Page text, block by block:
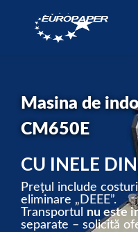
Masina de
CM650E
CU INELE
Prețul include
eliminare „DEEE”.
Transportul nu este
separate – solicită